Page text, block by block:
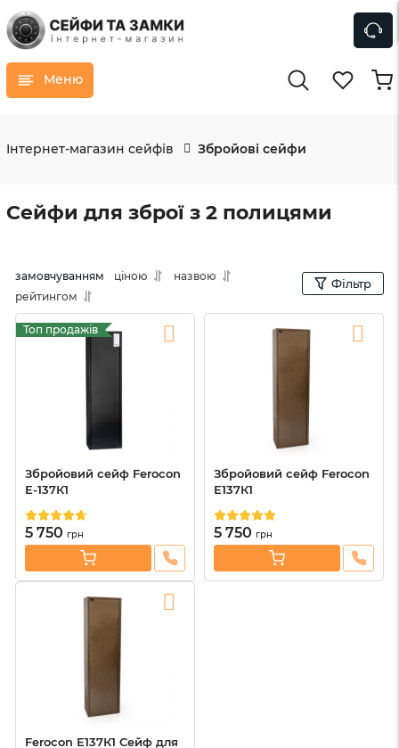
Меню
Інтернет-магазин сейфів Збройові сейфи
Сейфи для зброї з 2 полицями
замовчуванням ціною
назвою
рейтингом
Фільтр
Топ продажів
Збройовий сейф Ferocon
Е-137К1
5 750 грн
Збройовий сейф Ferocon
Е137К1
5 750 грн
Ferocon Е137К1 Сейф для